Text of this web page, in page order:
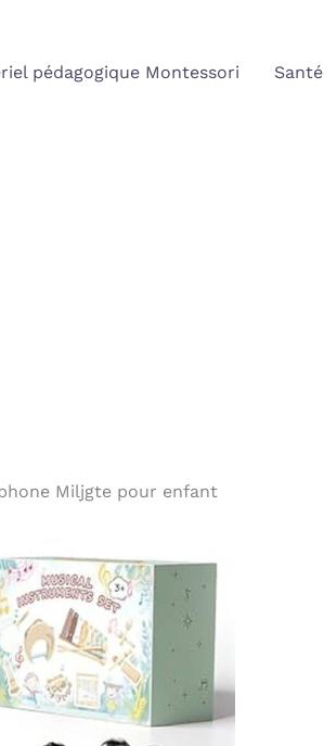
pédagogique Montessori
Miljgte pour enfant